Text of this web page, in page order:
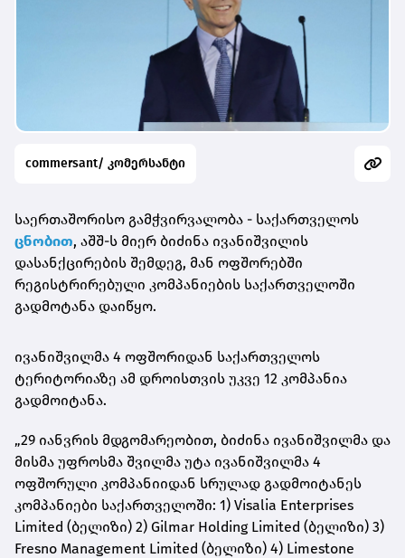
commersant/ კომერსანტი
საერთაშორისო გამჭვირვალობა - საქართველოს
ცნობით, აშშ-ს მიერ ბიძინა ივანიშვილის
დასანქცირების შემდეგ, მან ოფშორებში
რეგისტრირებული კომპანიების საქართველოში
გადმოტანა დაიწყო.
ივანიშვილმა 4 ოფშორიდან საქართველოს
ტერიტორიაზე ამ დროისთვის უკვე 12 კომპანია
გადმოიტანა.
„29 იანვრის მდგომარეობით, ბიძინა ივანიშვილმა და
მისმა უფროსმა შვილმა უტა ივანიშვილმა 4
ოფშორული კომპანიიდან სრულად გადმოიტანეს
კომპანიები საქართველოში: 1) Visalia Enterprises
Limited (ბელიზი) 2) Gilmar Holding Limited (ბელიზი) 3)
Fresno Management Limited (ბელიზი) 4) Limestone